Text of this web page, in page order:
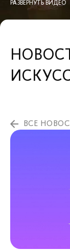
РАЗВЕРНУТЬ ВИДЕО
ВСЕ